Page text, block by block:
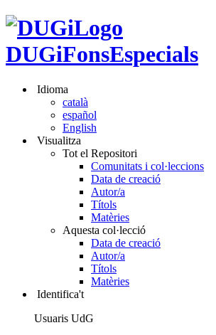
DUGiFonsEspecials
Idioma
català
español
English
Visualitza
Tot el Repositori
Comunitats i col·leccions
Data de creació
Autor/a
Títols
Matèries
Aquesta col·lecció
Data de creació
Autor/a
Títols
Matèries
Identifica't
Usuaris UdG